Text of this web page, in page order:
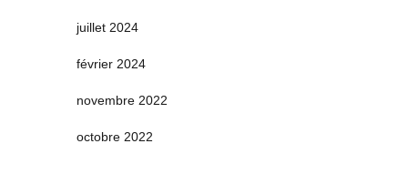
juillet 2024
février 2024
novembre 2022
octobre 2022